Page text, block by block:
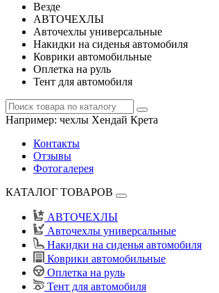
Везде
АВТОЧЕХЛЫ
Авточехлы универсальные
Накидки на сиденья автомобиля
Коврики автомобильные
Оплетка на руль
Тент для автомобиля
Например: чехлы Хендай Крета
Контакты
Отзывы
Фотогалерея
КАТАЛОГ ТОВАРОВ
АВТОЧЕХЛЫ
Авточехлы универсальные
Накидки на сиденья автомобиля
Коврики автомобильные
Оплетка на руль
Тент для автомобиля